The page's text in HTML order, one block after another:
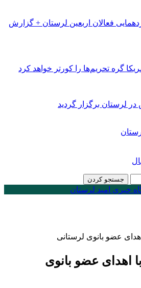
فعالان اربعین لرستان + گزارش
گره تحریم‌ها را کورتر خواهد کرد
لرستان برگزار گردید
۳ نفر با اهدای عضو بانوی